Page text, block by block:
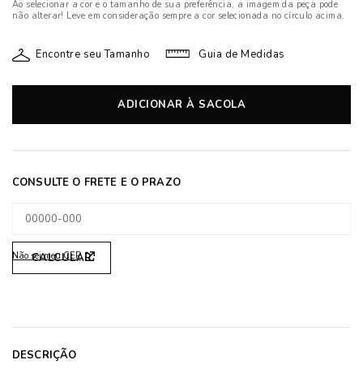
Ao selecionar a cor e o tamanho de sua preferência, a imagem da peça pode
não alterar! Leve em consideração sempre a cor selecionada no círculo acima.
Encontre seu Tamanho Guia de Medidas
ADICIONAR À SACOLA
Não sei meu CEP
DESCRIÇÃO